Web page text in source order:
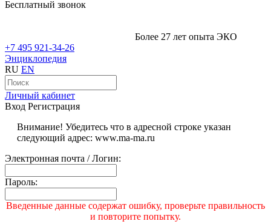
Бесплатный звонок
Более 27 лет опыта ЭКО
+7 495 921-34-26
Энциклопедия
RU EN
Личный кабинет
Вход Регистрация
Внимание! Убедитесь что в адресной строке указан
следующий адрес: www.ma-ma.ru
Электронная почта / Логин:
Пароль:
Введенные данные содержат ошибку, проверьте правильность
и повторите попытку.